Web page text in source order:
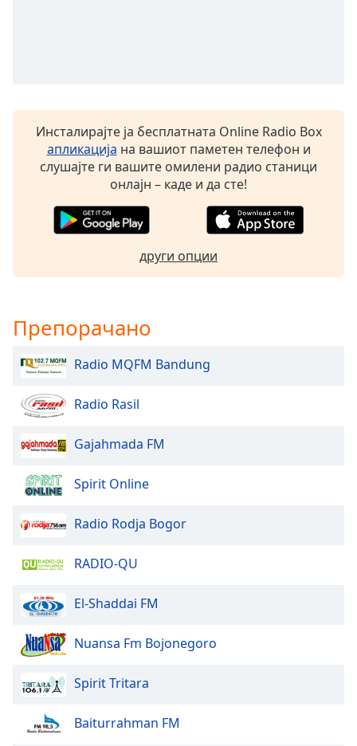
cancel
window.
Opacity
Text
Background
Color
Opacity
Caption
Background
Size
Text
Style
Инсталирајте ја бесплатната Online Radio Box
апликација на вашиот паметен телефон и
слушајте ги вашите омилени радио станици
онлајн – каде и да сте!
други опции
Препорачано
Radio MQFM Bandung
Radio Rasil
Gajahmada FM
Spirit Online
Radio Rodja Bogor
RADIO-QU
El-Shaddai FM
Nuansa Fm Bojonegoro
Spirit Tritara
Baiturrahman FM